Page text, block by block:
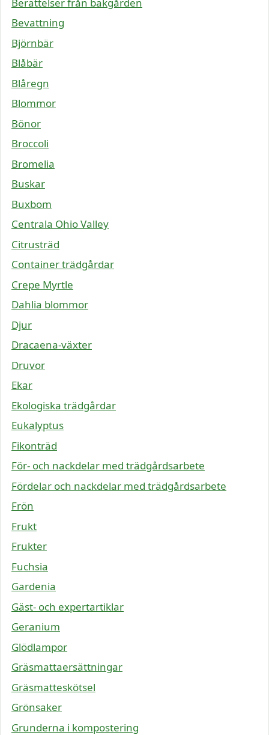
Bevattning
Björnbär
Blåbär
Blåregn
Blommor
Bönor
Broccoli
Bromelia
Buskar
Buxbom
Centrala Ohio Valley
Citrusträd
Container trädgårdar
Crepe Myrtle
Dahlia blommor
Djur
Dracaena-växter
Druvor
Ekar
Ekologiska trädgårdar
Eukalyptus
Fikonträd
För- och nackdelar med trädgårdsarbete
Fördelar och nackdelar med trädgårdsarbete
Frön
Frukt
Frukter
Fuchsia
Gardenia
Gäst- och expertartiklar
Geranium
Glödlampor
Gräsmattaersättningar
Gräsmatteskötsel
Grönsaker
Grunderna i kompostering